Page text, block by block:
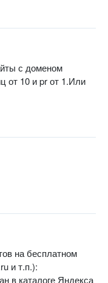
с доменом
от 10 и pr от 1.Или
на бесплатном
и т.п.):
в каталоге Яндекса